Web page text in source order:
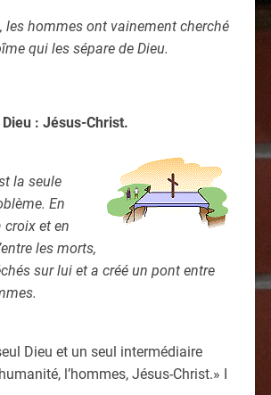
les hommes ont vainement cherché
qui les sépare de Dieu.
: Jésus-Christ.
la seule
En
et en
les morts,
sur lui et a créé un pont entre
Dieu et un seul intermédiaire
l’hommes, Jésus-Christ.» I